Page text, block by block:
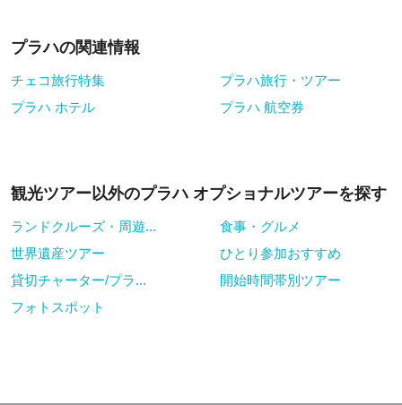
プラハの関連情報
チェコ旅行特集
プラハ旅行・ツアー
プラハ ホテル
プラハ 航空券
観光ツアー以外のプラハ オプショナルツアーを探す
ランドクルーズ・周遊...
食事・グルメ
世界遺産ツアー
ひとり参加おすすめ
貸切チャーター/プラ...
開始時間帯別ツアー
フォトスポット